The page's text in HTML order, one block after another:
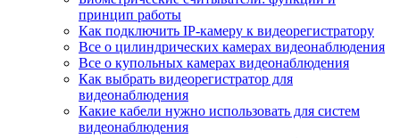
принцип работы
Как подключить IP-камеру к видеорегистратору
Все о цилиндрических камерах видеонаблюдения
Все о купольных камерах видеонаблюдения
Как выбрать видеорегистратор для
видеонаблюдения
Какие кабели нужно использовать для систем
видеонаблюдения